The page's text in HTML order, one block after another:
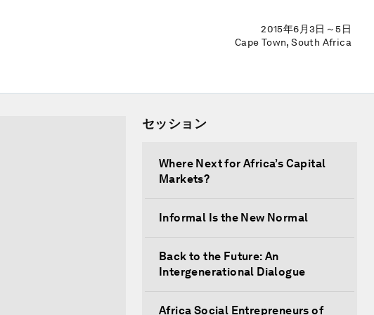
2015年6月3日～5日
Cape Town, South Africa
セッション
Where Next for Africa’s Capital
Markets?
Informal Is the New Normal
Back to the Future: An
Intergenerational Dialogue
Africa Social Entrepreneurs of